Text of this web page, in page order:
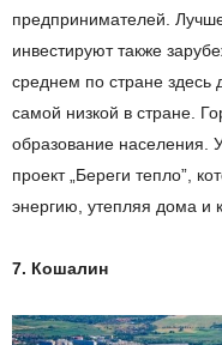
предпринимателей.
инвестируют также
среднем по стране здесь
самой низкой в стране.
образование населения.
проект „Береги тепло”,
энергию, утепляя дома и
7. Кошалин